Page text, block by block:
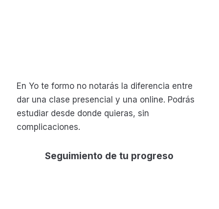
En Yo te formo no notarás la diferencia entre
dar una clase presencial y una online. Podrás
estudiar desde donde quieras, sin
complicaciones.
Seguimiento de tu progreso